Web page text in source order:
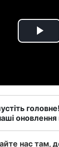
нас там,